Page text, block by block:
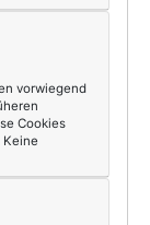
vorwiegend
Cookies